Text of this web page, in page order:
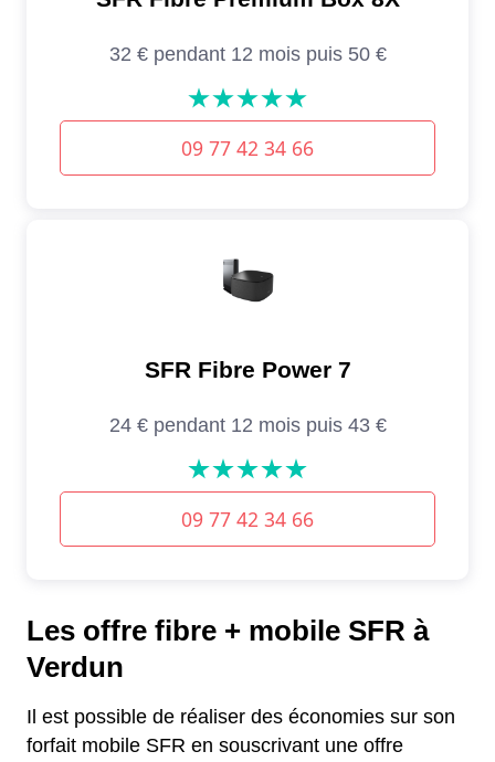
Les offre fibre + mobile SFR à
Verdun
Il est possible de réaliser des économies sur son
forfait mobile SFR en souscrivant une offre